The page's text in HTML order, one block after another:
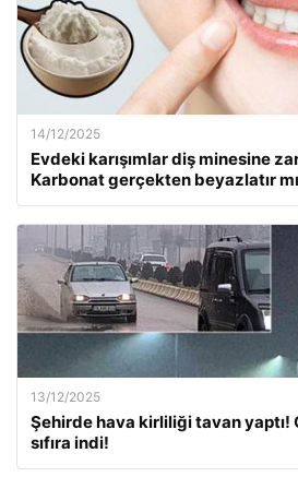
14/12/2025
Evdeki karışımlar diş minesine
Karbonat gerçekten beyazlatır
13/12/2025
Şehirde hava kirliliği tavan yaptı!
sıfıra indi!